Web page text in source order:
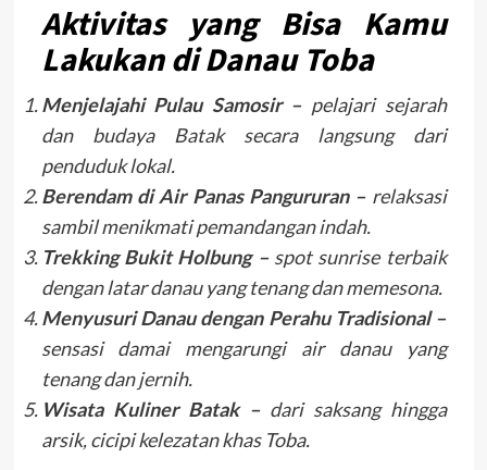
Aktivitas yang Bisa Kamu
Lakukan di Danau Toba
Menjelajahi Pulau Samosir –pelajari sejarah
dan budaya Batak secara langsung dari
penduduk lokal.
Berendam di Air Panas Pangururan –relaksasi
sambil menikmati pemandangan indah.
Trekking Bukit Holbung –spot sunrise terbaik
dengan latar danau yang tenang dan memesona.
Menyusuri Danau dengan Perahu Tradisional –
sensasi damai mengarungi air danau yang
tenang dan jernih.
Wisata Kuliner Batak –dari saksang hingga
arsik, cicipi kelezatan khas Toba.